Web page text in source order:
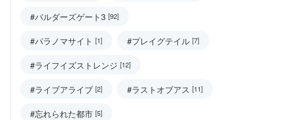
#バルダーズゲート3 [92]
#パラノマサイト [1] #プレイグテイル [7]
#ライフイズストレンジ [12]
#ライブアライブ [2] #ラストオブアス [11]
#忘れられた都市 [5]